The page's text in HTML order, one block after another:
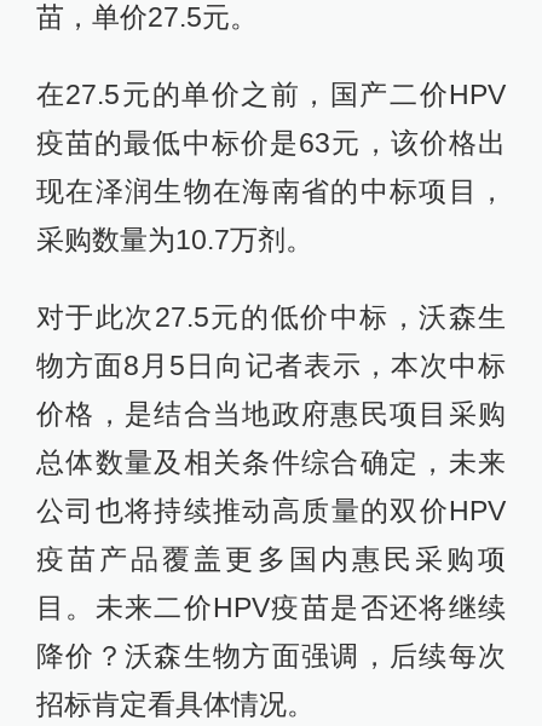
苗，单价27.5元。
在27.5元的单价之前，国产二价HPV
疫苗的最低中标价是63元，该价格出
现在泽润生物在海南省的中标项目，
采购数量为10.7万剂。
对于此次27.5元的低价中标，沃森生
物方面8月5日向记者表示，本次中标
价格，是结合当地政府惠民项目采购
总体数量及相关条件综合确定，未来
公司也将持续推动高质量的双价HPV
疫苗产品覆盖更多国内惠民采购项
目。未来二价HPV疫苗是否还将继续
降价？沃森生物方面强调，后续每次
招标肯定看具体情况。